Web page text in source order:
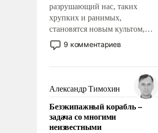
разрушающий нас, таких
хрупких и ранимых,
становятся новым культом,
постепенно вытесняя и
отменяя традиционное
мужественным и твердым под
ударами судьбы, брать на себя
ответственность, помогать
слабым, идти вперед и
адаптироваться.
9 комментариев
Александр Тимохин
Безэкипажный корабль –
задача со многими
неизвестными